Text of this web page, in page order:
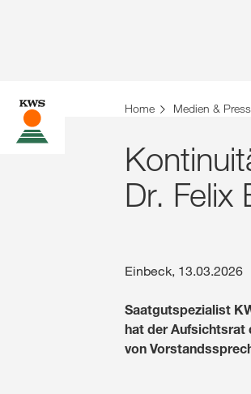
Home Medien &
Dr.
Einbeck, 13.03.2026
Saatgutspezialist
hat der Aufsichtsrat
von